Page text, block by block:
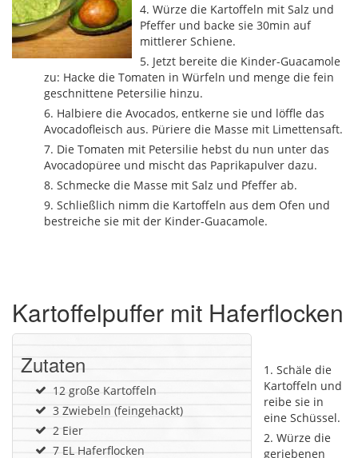
Würze die Kartoffeln mit Salz und
Pfeffer und backe sie 30min auf
mittlerer Schiene.
Jetzt bereite die Kinder-Guacamole
zu: Hacke die Tomaten in Würfeln und menge die fein
geschnittene Petersilie hinzu.
Halbiere die Avocados, entkerne sie und löffle das
Avocadofleisch aus. Püriere die Masse mit Limettensaft.
Die Tomaten mit Petersilie hebst du nun unter das
Avocadopüree und mischt das Paprikapulver dazu.
Schmecke die Masse mit Salz und Pfeffer ab.
Schließlich nimm die Kartoffeln aus dem Ofen und
bestreiche sie mit der Kinder-Guacamole.
Kartoffelpuffer mit Haferflocken
Zutaten
12 große Kartoffeln
3 Zwiebeln (feingehackt)
2 Eier
7 EL Haferflocken
Schäle die
Kartoffeln und
reibe sie in
eine Schüssel.
Würze die
geriebenen